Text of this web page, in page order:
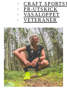
CRAFT
PR-UTSKICK
VASALOPPET
VETERANER